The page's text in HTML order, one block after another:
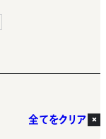
全てをクリア